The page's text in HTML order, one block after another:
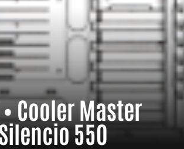
Cooler Master
550